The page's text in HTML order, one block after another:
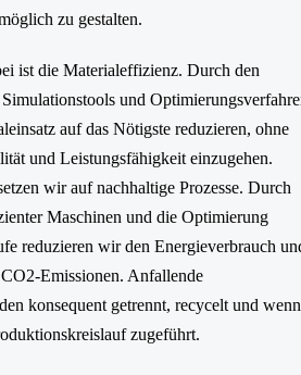
zu gestalten.
ist die Materialeffizienz. Durch den
und
auf das Nötigste reduzieren, ohne
und Leistungsfähigkeit einzugehen.
wir auf nachhaltige Prozesse. Durch
Maschinen und die Optimierung
reduzieren wir den Energieverbrauch
Emissionen. Anfallende
konsequent getrennt, recycelt und wenn
zugeführt.